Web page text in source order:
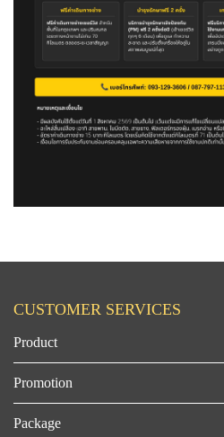
CUSTOMER SERVICES
Product
Promotion
Package